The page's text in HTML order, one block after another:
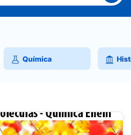
Química